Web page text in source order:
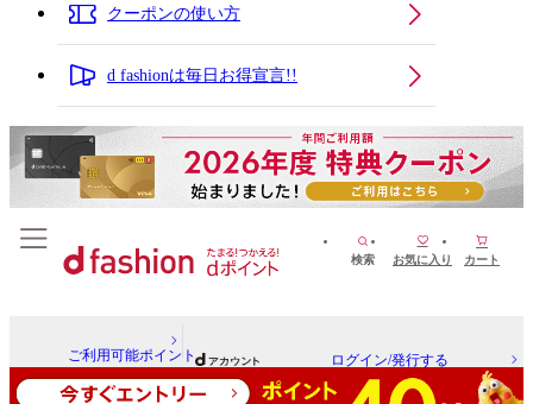
クーポンの使い方
d fashionは毎日お得宣言!!
検索 お気に入り カート
ご利用可能ポイント ログイン/発行する